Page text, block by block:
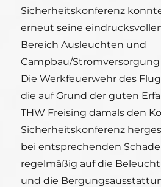
Sicherheitskonferenz
erneut seine
Bereich Ausleuchten und
Campbau/
Die Werkfeuerwehr des
die auf Grund der guten
THW Freising damals den
Sicherheitskonferenz
bei entsprechenden
regelmäßig auf die
und die